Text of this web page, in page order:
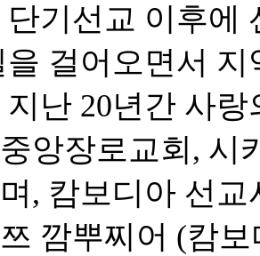
단기선교 이후에
을 걸어오면서
지난 20년간 사
앙장로교회, 시
, 캄보디아 선
깜뿌찌어 (캄